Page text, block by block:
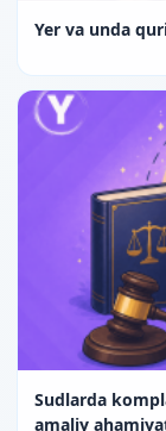
Yer va unda
Sudlarda
amaliy